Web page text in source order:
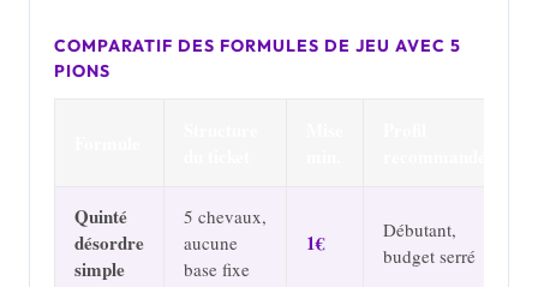
COMPARATIF DES FORMULES DE JEU AVEC 5
PIONS
Quinté
désordre
simple
5 chevaux,
aucune
base fixe
1€
Débutant,
budget serré